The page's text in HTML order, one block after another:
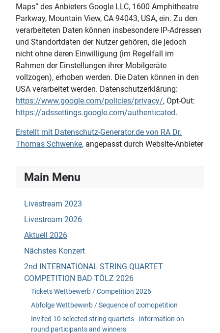
Maps” des Anbieters Google LLC, 1600 Amphitheatre
Parkway, Mountain View, CA 94043, USA, ein. Zu den
verarbeiteten Daten können insbesondere IP-Adressen
und Standortdaten der Nutzer gehören, die jedoch
nicht ohne deren Einwilligung (im Regelfall im
Rahmen der Einstellungen ihrer Mobilgeräte
vollzogen), erhoben werden. Die Daten können in den
USA verarbeitet werden. Datenschutzerklärung:
https://www.google.com/policies/privacy/, Opt-Out:
https://adssettings.google.com/authenticated.
Erstellt mit Datenschutz-Generator.de von RA Dr.
Thomas Schwenke, angepasst durch Website-Anbieter
Main Menu
Livestream 2023
Livestream 2026
Aktuell 2026
Nächstes Konzert
2nd INTERNATIONAL STRING QUARTET
COMPETITION BAD TÖLZ 2026
Tickets Wettbewerb / Competition 2026
Abfolge Wettbewerb / Sequence of comopetition
Invited 10 selected string quartets - information on
round participants and winners